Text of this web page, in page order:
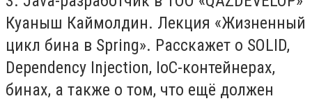
Куаныш Каймолдин. Лекция «Жизненный
цикл бина в Spring». Расскажет о SOLID,
Dependency Injection, IoC-контейнерах,
бинах, а также о том, что ещё должен